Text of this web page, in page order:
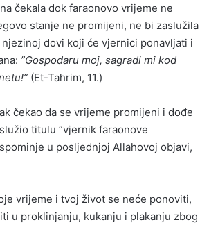
čekala dok faraonovo vrijeme ne
stanje ne promijeni, ne bi zaslužila
dovi koji će vjernici ponavljati i
”Gospodaru moj, sagradi mi kod
(Et-Tahrim, 11.)
čekao da se vrijeme promijeni i dođe
titulu ”vjernik faraonove
u posljednjoj Allahovoj objavi,
vrijeme i tvoj život se neće ponoviti,
u proklinjanju, kukanju i plakanju zbog